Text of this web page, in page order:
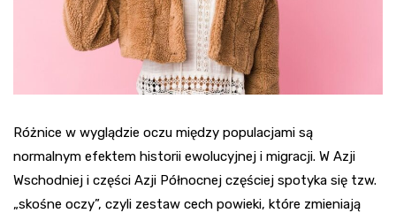
Różnice w wyglądzie oczu między populacjami są
normalnym efektem historii ewolucyjnej i migracji. W Azji
Wschodniej i części Azji Północnej częściej spotyka się tzw.
„skośne oczy”, czyli zestaw cech powieki, które zmieniają